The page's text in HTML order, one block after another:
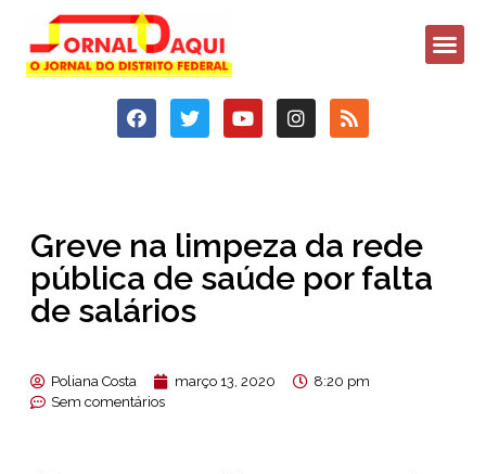
Greve na limpeza da rede
pública de saúde por falta
de salários
Poliana Costa março 13, 2020
8:20 pm
Sem comentários